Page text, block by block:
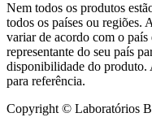
Nem todos os produtos
todos os países ou regiões.
variar de acordo com o
representante do seu país
disponibilidade do produto.
para referência.
Copyright © Laboratórios